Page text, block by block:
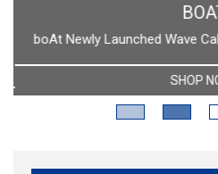
boAt Newly Launched Wave
SHOP